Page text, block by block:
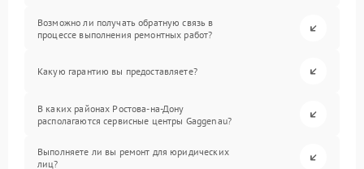
Возможно ли получать обратную связь в
процессе выполнения ремонтных работ?
Какую гарантию вы предоставляете?
В каких районах Ростова-на-Дону
располагаются сервисные центры Gaggenau?
Выполняете ли вы ремонт для юридических
лиц?